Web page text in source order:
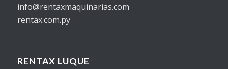
info@rentaxmaquinarias.com
rentax.com.py
RENTAX LUQUE